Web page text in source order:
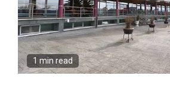
1 min read